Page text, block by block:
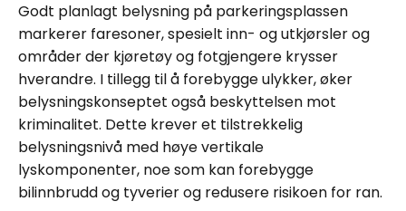
Godt planlagt belysning på parkeringsplassen
markerer faresoner, spesielt inn- og utkjørsler og
områder der kjøretøy og fotgjengere krysser
hverandre. I tillegg til å forebygge ulykker, øker
belysningskonseptet også beskyttelsen mot
kriminalitet. Dette krever et tilstrekkelig
belysningsnivå med høye vertikale
lyskomponenter, noe som kan forebygge
bilinnbrudd og tyverier og redusere risikoen for ran.